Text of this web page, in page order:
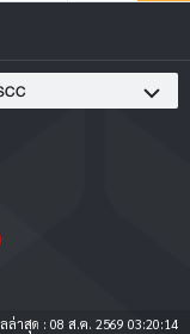
ล่าสุด : 08 ส.ค. 2569 03:20:14